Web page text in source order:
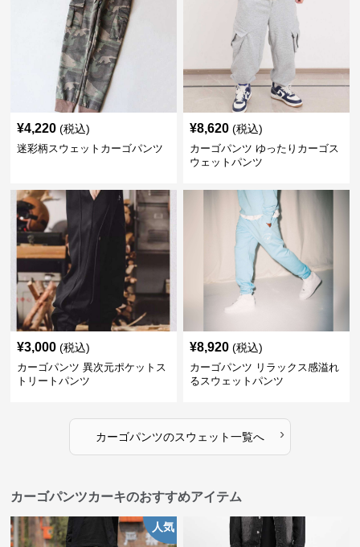
¥4,220 (税込)
迷彩柄スウェットカーゴパンツ
¥8,620 (税込)
カーゴパンツ ゆったりカーゴス
ウェットパンツ
¥3,000 (税込)
カーゴパンツ 異次元ポケットス
トリートパンツ
¥8,920 (税込)
カーゴパンツ リラックス感溢れ
るスウェットパンツ
カーゴパンツのスウェット一覧へ ›
カーゴパンツカーキのおすすめアイテム
人気